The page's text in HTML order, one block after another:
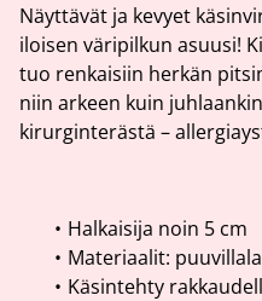
Näyttävät ja kevyet
iloisen väripilkun asuusi!
tuo renkaisiin herkän
niin arkeen kuin
kirurginterästä –
Halkaisija noin 5 cm
Materiaalit:
Käsintehty